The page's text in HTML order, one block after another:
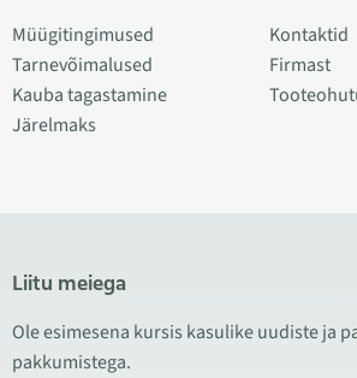
Müügitingimused
Tarnevõimalused
Kauba tagastamine
Järelmaks
Kontaktid
Firmast
Liitu meiega
Ole esimesena kursis kasulike uudiste ja
pakkumistega.